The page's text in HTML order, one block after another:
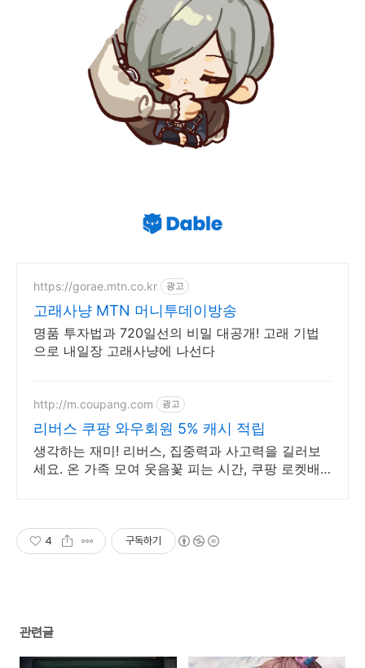
https://gorae.mtn.co.kr 광고
고래사냥 MTN 머니투데이방송
명품 투자법과 720일선의 비밀 대공개! 고래 기법
으로 내일장 고래사냥에 나선다
http://m.coupang.com 광고
리버스 쿠팡 와우회원 5% 캐시 적립
생각하는 재미! 리버스, 집중력과 사고력을 길러보
세요. 온 가족 모여 웃음꽃 피는 시간, 쿠팡 로켓배
4 구독하기
관련글